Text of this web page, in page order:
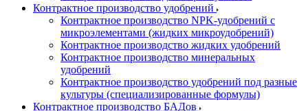
Контрактное производство удобрений
Контрактное производство NPK-удобрений с
микроэлементами (жидких микроудобрений)
Контрактное производство жидких удобрений
Контрактное производство минеральных
удобрений
Контрактное производство удобрений под разные
культуры (специализированные формулы)
Контрактное производство БАДов